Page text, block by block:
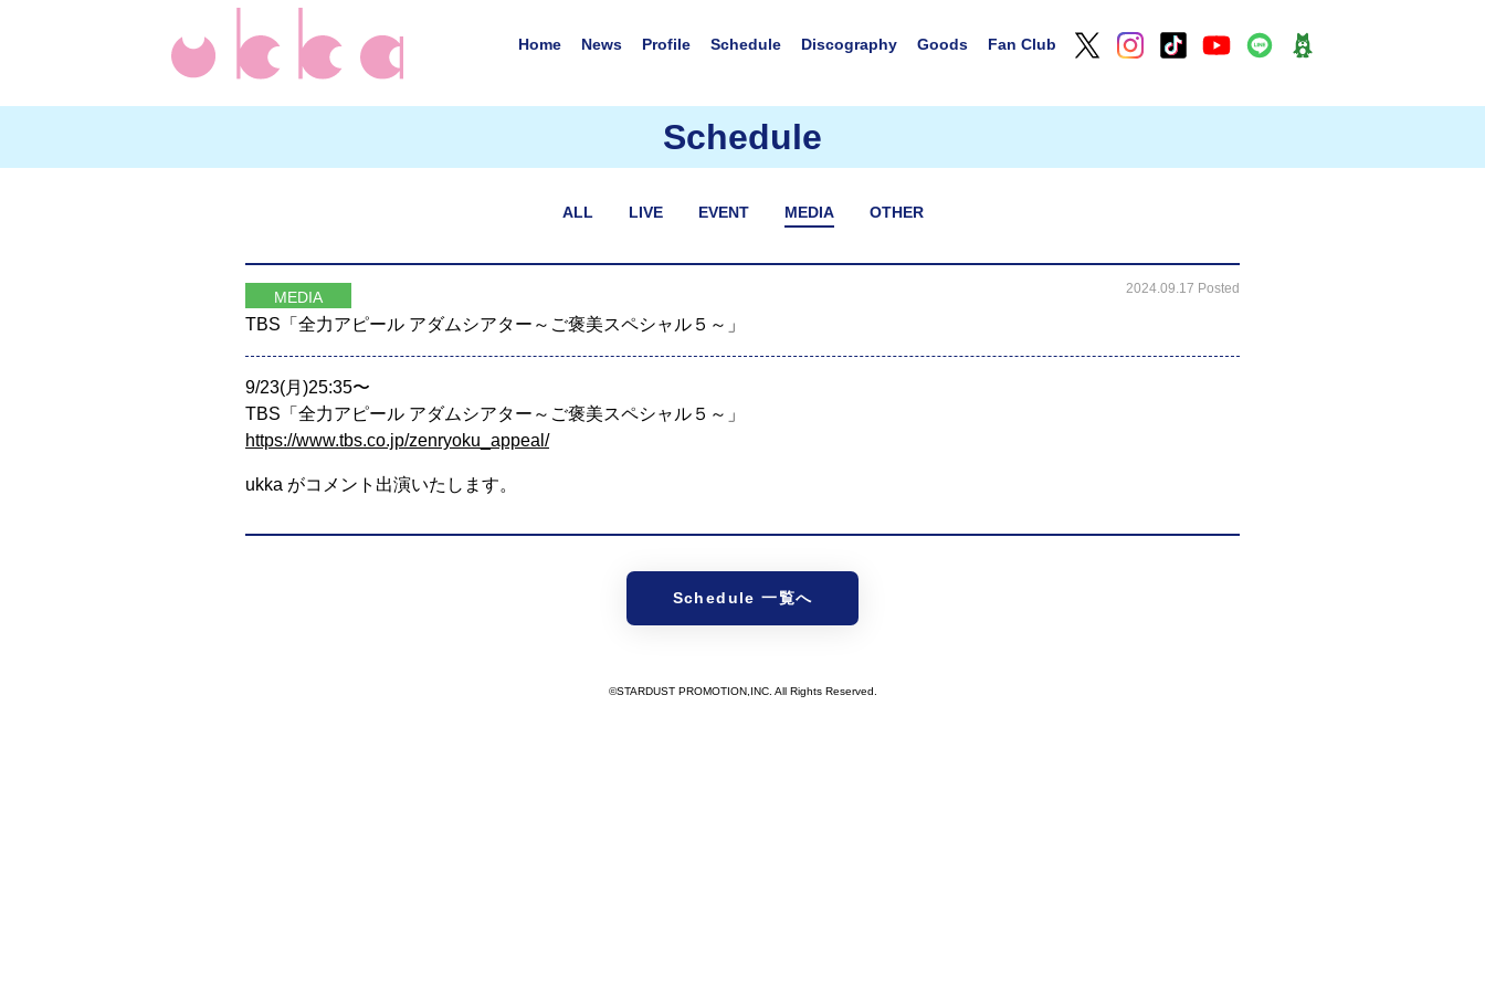
Home News Profile Schedule Discography Goods Fan Club
Schedule
ALL LIVE EVENT MEDIA OTHER
MEDIA
2024.09.17 Posted
TBS「全力アピール アダムシアター～ご褒美スペシャル５～」
9/23(月)25:35〜
TBS「全力アピール アダムシアター～ご褒美スペシャル５～」
https://www.tbs.co.jp/zenryoku_appeal/
ukka がコメント出演いたします。
Schedule 一覧へ
©STARDUST PROMOTION,INC. All Rights Reserved.